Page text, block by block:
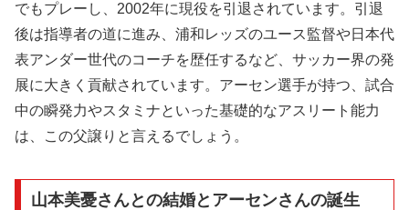
でもプレーし、2002年に現役を引退されています。引退
後は指導者の道に進み、浦和レッズのユース監督や日本代
表アンダー世代のコーチを歴任するなど、サッカー界の発
展に大きく貢献されています。アーセン選手が持つ、試合
中の瞬発力やスタミナといった基礎的なアスリート能力
は、この父譲りと言えるでしょう。
山本美憂さんとの結婚とアーセンさんの誕生